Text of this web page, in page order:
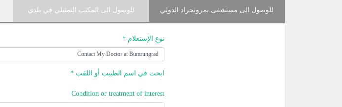
للوصول الى مستشفى بمرونجراد الدولي للوصول الى المكتب التمثيلي في بلدي
نوع الإستعلام *
ابحث في اسم الطبيب أو اللقب *
Condition or treatment of interest